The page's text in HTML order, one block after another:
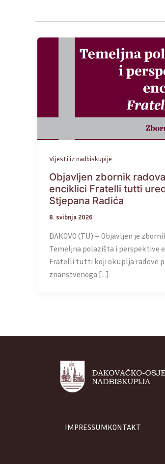
Vijesti iz nadbiskupije
Objavljen zbornik
enciklici Fratelli tutti
Stjepana Radića
8. svibnja 2026
ĐAKOVO (TU) – Objavljen je
Temeljna polazišta i perspektive
Fratelli tutti koji okuplja radove
znanstvenoga […]
IMPRESSUMKONTAKT